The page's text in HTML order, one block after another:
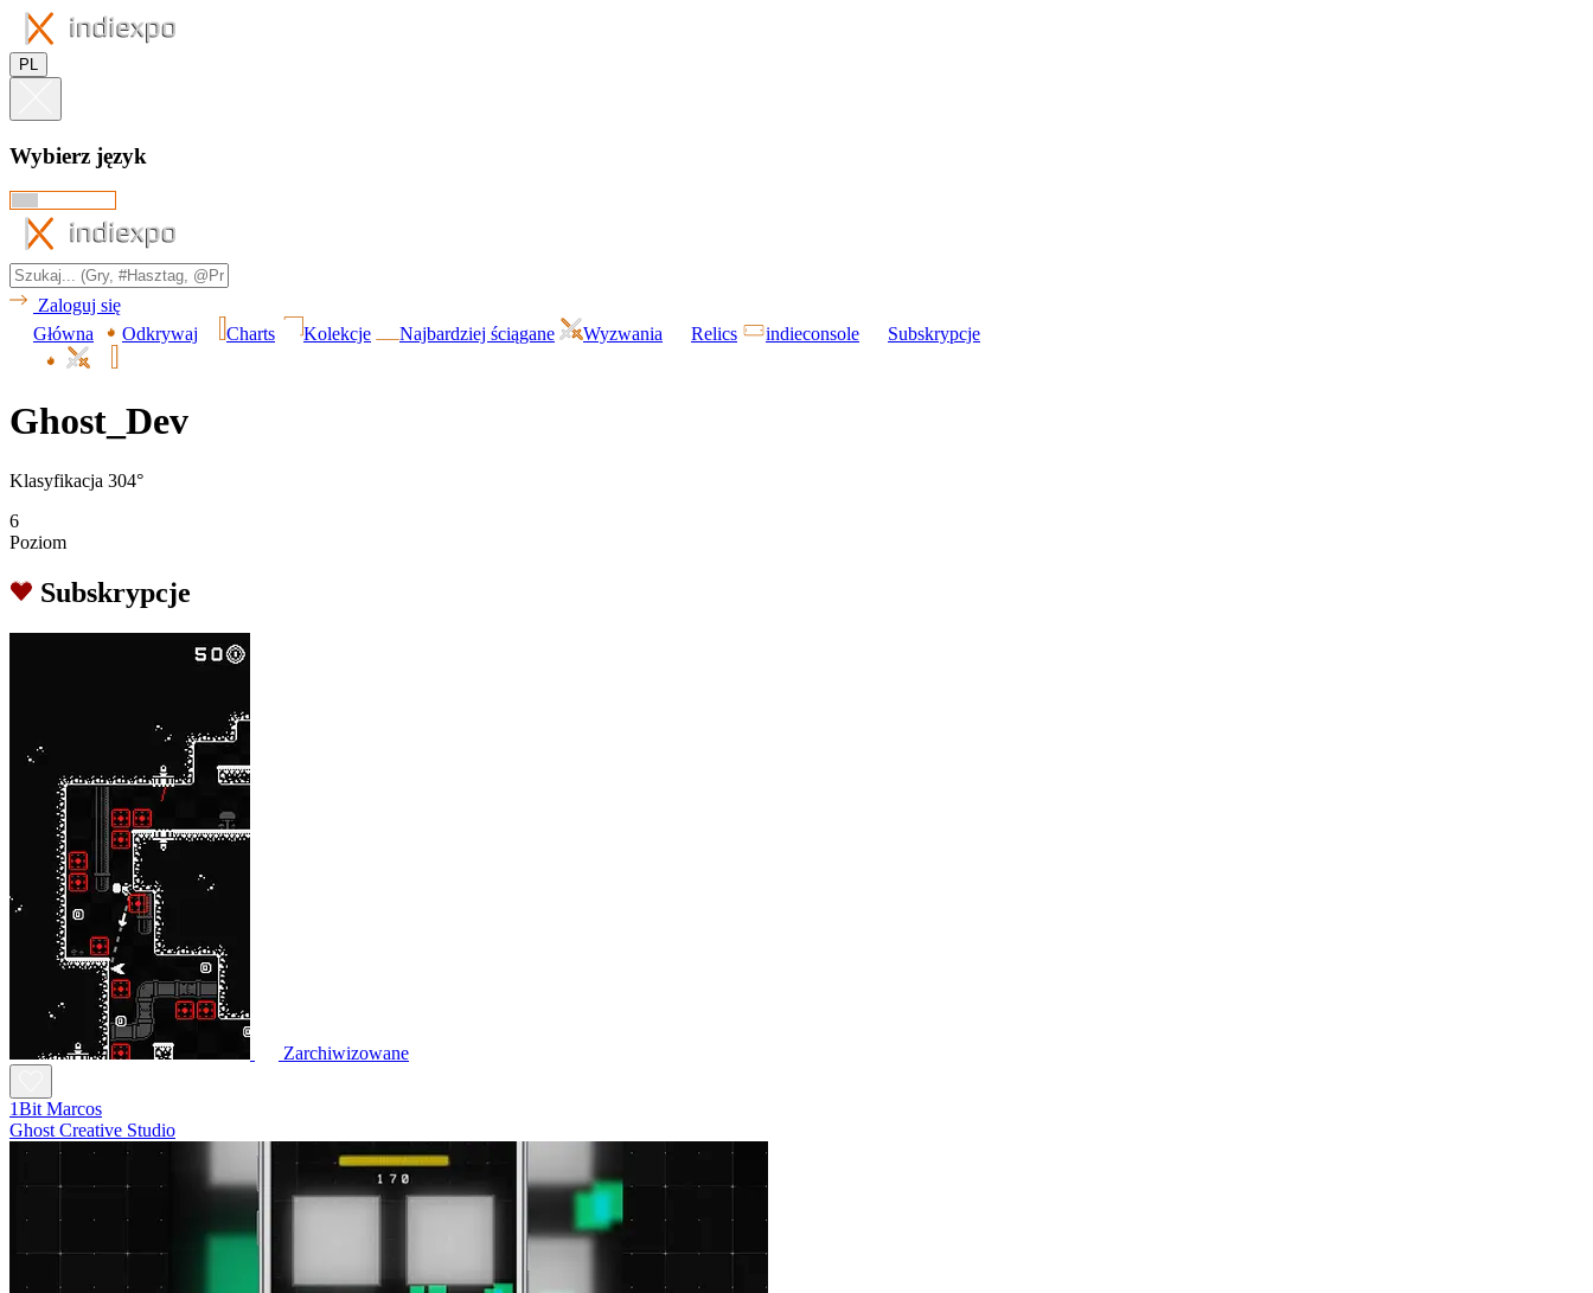
PL
Wybierz język
Zaloguj się
Główna
Odkrywaj Charts Kolekcje Najbardziej ściągane Wyzwania Relics indieconsole Subskrypcje
Ghost_Dev
Klasyfikacja 304°
6
Poziom
Subskrypcje
Zarchiwizowane
1Bit Marcos
Ghost Creative Studio